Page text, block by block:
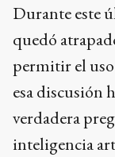
Durante este
quedó
permitir el uso
esa discusión
verdadera
inteligencia